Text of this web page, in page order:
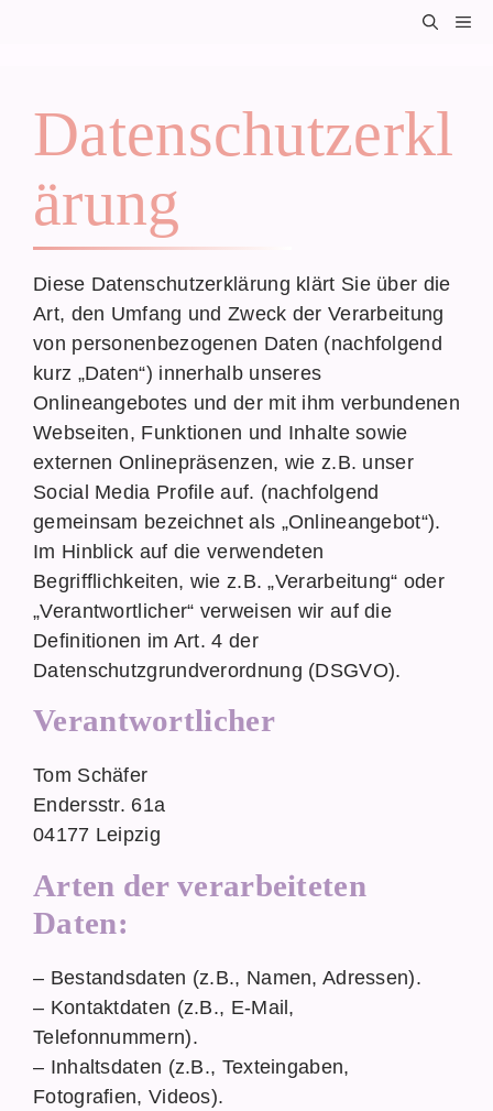
Datenschutzerkl
Ärung
Diese Datenschutzerklärung klärt Sie über die
Art, den Umfang und Zweck der Verarbeitung
von personenbezogenen Daten (nachfolgend
kurz „Daten“) innerhalb unseres
Onlineangebotes und der mit ihm verbundenen
Webseiten, Funktionen und Inhalte sowie
externen Onlinepräsenzen, wie z.B. unser
Social Media Profile auf. (nachfolgend
gemeinsam bezeichnet als „Onlineangebot“).
Im Hinblick auf die verwendeten
Begrifflichkeiten, wie z.B. „Verarbeitung“ oder
„Verantwortlicher“ verweisen wir auf die
Definitionen im Art. 4 der
Datenschutzgrundverordnung (DSGVO).
Verantwortlicher
Tom Schäfer
Endersstr. 61a
04177 Leipzig
Arten der verarbeiteten
Daten:
– Bestandsdaten (z.B., Namen, Adressen).
– Kontaktdaten (z.B., E-Mail,
Telefonnummern).
– Inhaltsdaten (z.B., Texteingaben,
Fotografien, Videos).